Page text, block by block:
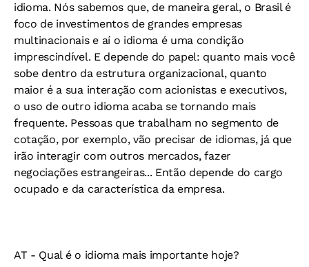
idioma. Nós sabemos que, de maneira geral, o Brasil é
foco de investimentos de grandes empresas
multinacionais e aí o idioma é uma condição
imprescindível. E depende do papel: quanto mais você
sobe dentro da estrutura organizacional, quanto
maior é a sua interação com acionistas e executivos,
o uso de outro idioma acaba se tornando mais
frequente. Pessoas que trabalham no segmento de
cotação, por exemplo, vão precisar de idiomas, já que
irão interagir com outros mercados, fazer
negociações estrangeiras... Então depende do cargo
ocupado e da característica da empresa.
AT - Qual é o idioma mais importante hoje?